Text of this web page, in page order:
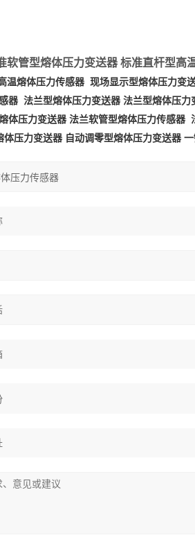
软管型熔体压力变送器 标准直杆型高
温熔体压力传感器 现场显示型熔体压力变
器 法兰型熔体压力变送器 法兰型熔体压力
体压力变送器 法兰软管型熔体压力传感器
体压力变送器 自动调零型熔体压力变送器